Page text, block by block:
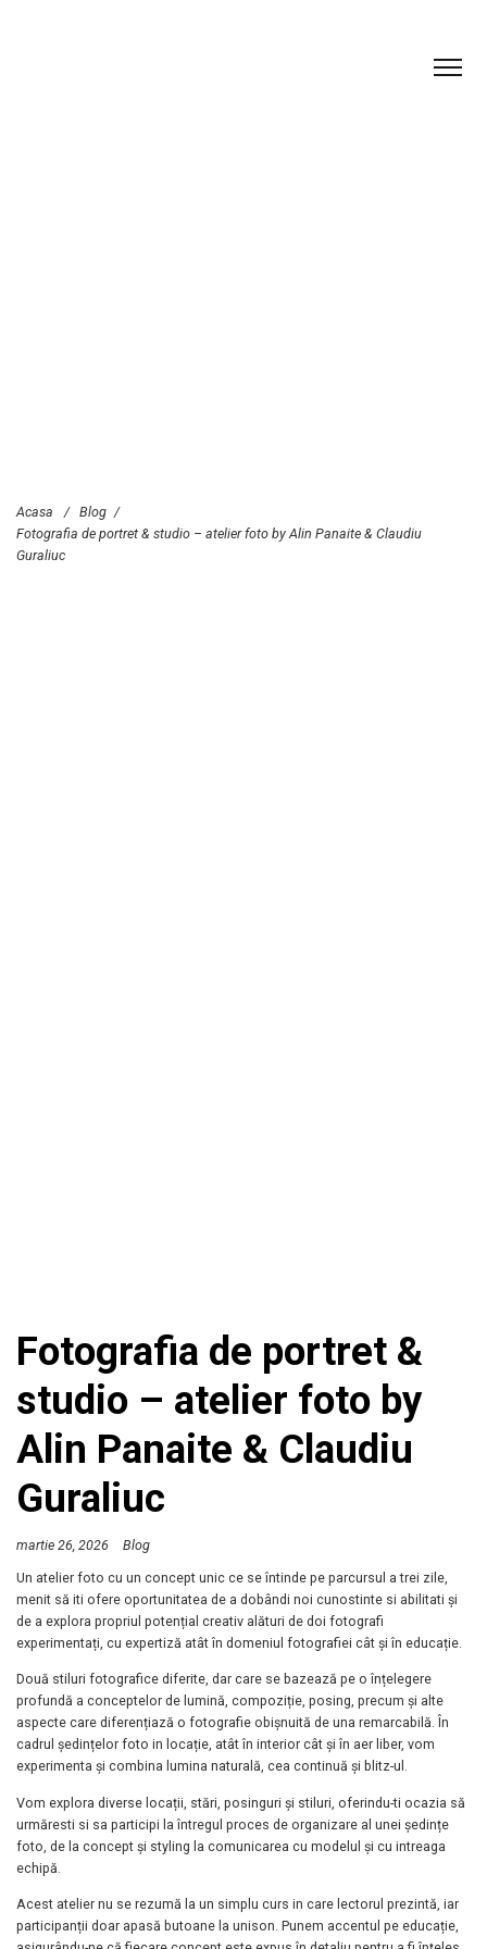
Acasa / Blog /
Fotografia de portret & studio – atelier foto by Alin Panaite & Claudiu
Guraliuc
Fotografia de portret &
studio – atelier foto by
Alin Panaite & Claudiu
Guraliuc
martie 26, 2026
Blog
Un atelier foto cu un concept unic ce se întinde pe parcursul a trei zile,
menit să iti ofere oportunitatea de a dobândi noi cunostinte si abilitati și
de a explora propriul potențial creativ alături de doi fotografi
experimentați, cu expertiză atât în domeniul fotografiei cât și în educație.
Două stiluri fotografice diferite, dar care se bazează pe o înțelegere
profundă a conceptelor de lumină, compoziție, posing, precum și alte
aspecte care diferențiază o fotografie obișnuită de una remarcabilă. În
cadrul ședințelor foto in locație, atât în interior cât și în aer liber, vom
experimenta și combina lumina naturală, cea continuă și blitz-ul.
Vom explora diverse locații, stări, posinguri și stiluri, oferindu-ti ocazia să
urmăresti si sa participi la întregul proces de organizare al unei ședințe
foto, de la concept și styling la comunicarea cu modelul și cu intreaga
echipă.
Acest atelier nu se rezumă la un simplu curs in care lectorul prezintă, iar
participanții doar apasă butoane la unison. Punem accentul pe educație,